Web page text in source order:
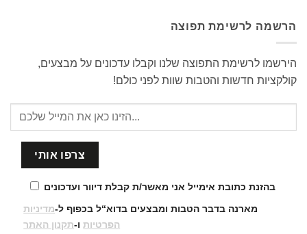
הרשמה לרשימת תפוצה
הירשמו לרשימת התפוצה שלנו וקבלו עדכונים על מבצעים,
קולקציות חדשות והטבות שוות לפני כולם!
בהזנת כתובת אימייל אני מאשר/ת קבלת דיוור ועדכונים
מארנה בדבר הטבות ומבצעים בדוא“ל בכפוף ל-מדיניות
הפרטיותו-תקנון האתר